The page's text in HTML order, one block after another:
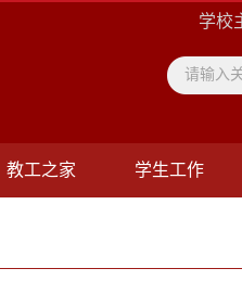
学校
教工之家 学生工作